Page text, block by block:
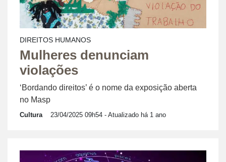
DIREITOS HUMANOS
Mulheres denunciam
violações
‘Bordando direitos’ é o nome da exposição aberta
no Masp
Cultura 23/04/2025 09h54 - Atualizado há 1 ano